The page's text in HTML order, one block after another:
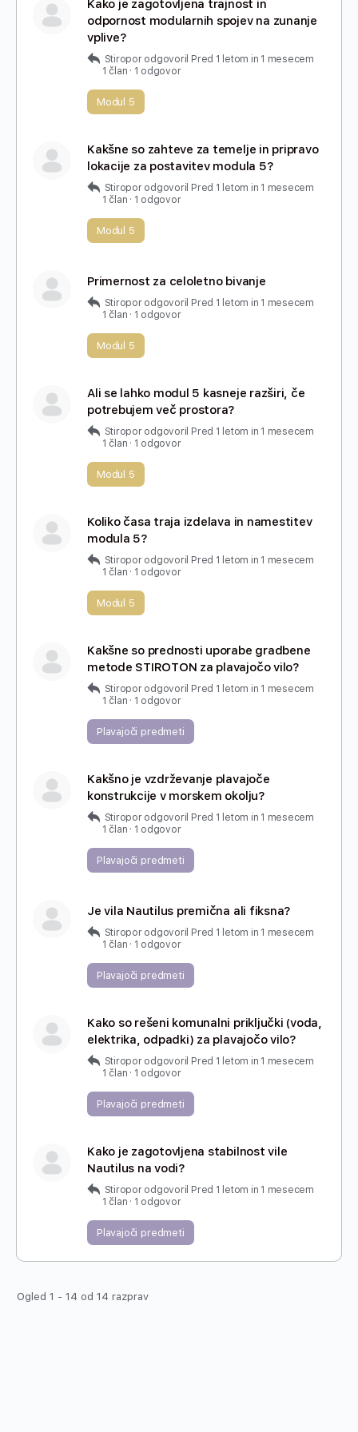
Kako je zagotovljena trajnost in
odpornost modularnih spojev na zunanje
vplive?
Stiropor odgovoril Pred 1 letom in 1 mesecem
1 član · 1 odgovor
Modul 5
Kakšne so zahteve za temelje in pripravo
lokacije za postavitev modula 5?
Stiropor odgovoril Pred 1 letom in 1 mesecem
1 član · 1 odgovor
Modul 5
Primernost za celoletno bivanje
Stiropor odgovoril Pred 1 letom in 1 mesecem
1 član · 1 odgovor
Modul 5
Ali se lahko modul 5 kasneje razširi, če
potrebujem več prostora?
Stiropor odgovoril Pred 1 letom in 1 mesecem
1 član · 1 odgovor
Modul 5
Koliko časa traja izdelava in namestitev
modula 5?
Stiropor odgovoril Pred 1 letom in 1 mesecem
1 član · 1 odgovor
Modul 5
Kakšne so prednosti uporabe gradbene
metode STIROTON za plavajočo vilo?
Stiropor odgovoril Pred 1 letom in 1 mesecem
1 član · 1 odgovor
Plavajoči predmeti
Kakšno je vzdrževanje plavajoče
konstrukcije v morskem okolju?
Stiropor odgovoril Pred 1 letom in 1 mesecem
1 član · 1 odgovor
Plavajoči predmeti
Je vila Nautilus premična ali fiksna?
Stiropor odgovoril Pred 1 letom in 1 mesecem
1 član · 1 odgovor
Plavajoči predmeti
Kako so rešeni komunalni priključki (voda,
elektrika, odpadki) za plavajočo vilo?
Stiropor odgovoril Pred 1 letom in 1 mesecem
1 član · 1 odgovor
Plavajoči predmeti
Kako je zagotovljena stabilnost vile
Nautilus na vodi?
Stiropor odgovoril Pred 1 letom in 1 mesecem
1 član · 1 odgovor
Plavajoči predmeti
Ogled 1 - 14 od 14 razprav